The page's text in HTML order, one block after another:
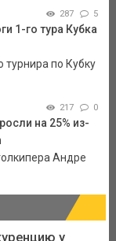
287 5
1-го тура Кубка
турнира по Кубку
217 0
на 25% из-
Андре
у